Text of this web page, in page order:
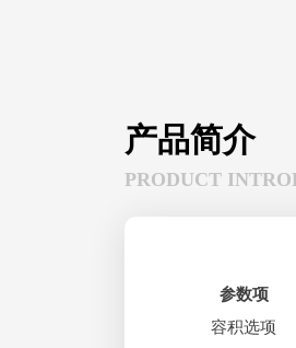
产品简介
PRODUCT
参数项
容积选项